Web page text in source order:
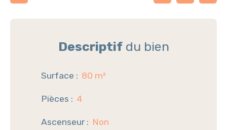
Descriptifdu bien
Surface : 80 m²
Pièces : 4
Ascenseur : Non